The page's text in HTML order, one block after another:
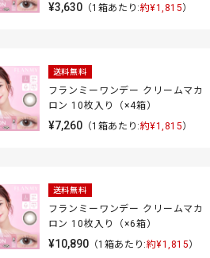
¥3,630（1箱あたり:約¥1,815）
送料無料
フランミーワンデー クリームマカ
ロン 10枚入り（×4箱）
¥7,260（1箱あたり:約¥1,815）
送料無料
フランミーワンデー クリームマカ
ロン 10枚入り（×6箱）
¥10,890（1箱あたり:約¥1,815）